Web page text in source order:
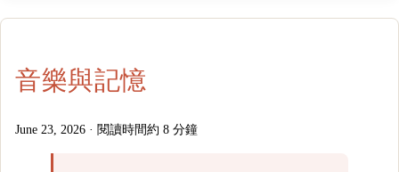
音樂與記憶
June 23, 2026 · 閱讀時間約 8 分鐘